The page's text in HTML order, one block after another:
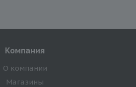
Компания
О компании
Магазины